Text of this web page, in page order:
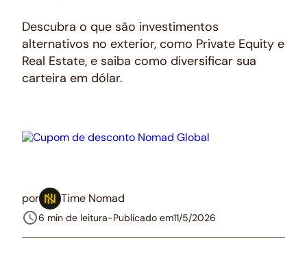
Descubra o que são investimentos
alternativos no exterior, como Private Equity e
Real Estate, e saiba como diversificar sua
carteira em dólar.
por Time Nomad
6 min de leitura-Publicado em11/5/2026